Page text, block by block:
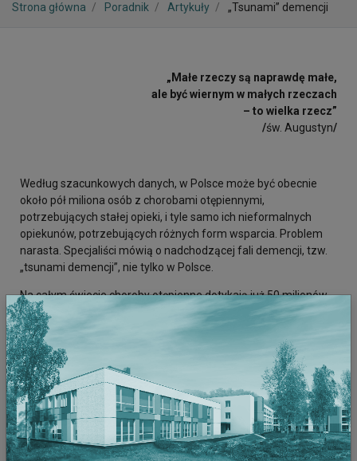
Strona główna Poradnik Artykuły „Tsunami” demencji
„Małe rzeczy są naprawdę małe,
ale być wiernym w małych rzeczach
– to wielka rzecz”
/św. Augustyn/
Według szacunkowych danych, w Polsce może być obecnie
około pół miliona osób z chorobami otępiennymi,
potrzebujących stałej opieki, i tyle samo ich nieformalnych
opiekunów, potrzebujących różnych form wsparcia. Problem
narasta. Specjaliści mówią o nadchodzącej fali demencji, tzw.
„tsunami demencji”, nie tylko w Polsce.
Na całym świecie choroby otępienne dotykają już 50 milionów
osób. Według szacunków Światowej Organizacji Zdrowia ŚOZ
(WHO – World Health Organisation), w ciągu najbliższych
trzydziestu lat ta liczba może się nawet potroić.
Problemy opiekuńcze w demencji ma Europa, Ameryka,
Australia, Afryka. Różnią nas języki, granice terytorialne,
kultura, ale opieka w demencji wszędzie jest wielkim
wyzwaniem.
Od mądrości opiekunów zależy to, ile czasu kupią swoim